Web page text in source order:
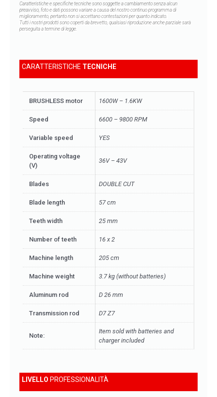
Caratteristiche e specifiche tecniche sono soggette a cambiamento senza alcun
preavviso, foto e dati possono variare a causa del nostro continuo programma di
miglioramento, pertanto non si accettano contestazioni per quanto indicato.
Tutti i nostri prodotti sono coperti da brevetto, qualsiasi riproduzione anche parziale sarà
perseguita a termine di legge.
CARATTERISTICHE TECNICHE
BRUSHLESS motor 1600W – 1.6KW
Speed 6600 – 9800 RPM
Variable speed YES
Operating voltage
(V)
36V – 43V
Blades DOUBLE CUT
Blade length 57 cm
Teeth width 25 mm
Number of teeth 16 x 2
Machine length 205 cm
Machine weight 3.7 kg (without batteries)
Aluminum rod D 26 mm
Transmission rod D7 Z7
Note:
Item sold with batteries and
charger included
LIVELLO PROFESSIONALITÀ